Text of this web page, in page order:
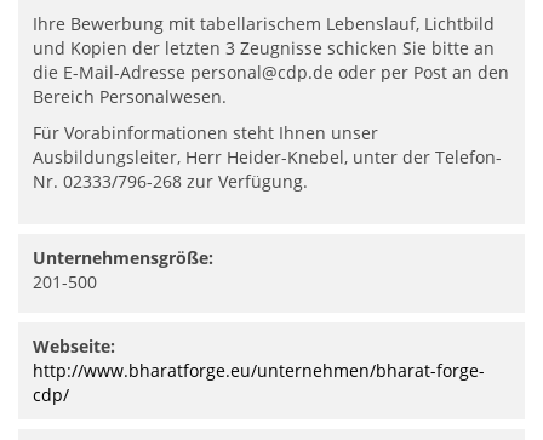
Ihre Bewerbung mit tabellarischem Lebenslauf, Lichtbild
und Kopien der letzten 3 Zeugnisse schicken Sie bitte an
die E-Mail-Adresse personal@cdp.de oder per Post an den
Bereich Personalwesen.
Für Vorabinformationen steht Ihnen unser
Ausbildungsleiter, Herr Heider-Knebel, unter der Telefon-
Nr. 02333/796-268 zur Verfügung.
Unternehmensgröße:
201-500
Webseite:
http://www.bharatforge.eu/unternehmen/bharat-forge-
cdp/